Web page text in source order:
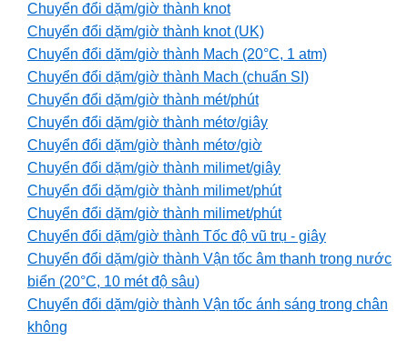
Chuyển đổi dặm/giờ thành knot
Chuyển đổi dặm/giờ thành knot (UK)
Chuyển đổi dặm/giờ thành Mach (20°C, 1 atm)
Chuyển đổi dặm/giờ thành Mach (chuẩn SI)
Chuyển đổi dặm/giờ thành mét/phút
Chuyển đổi dặm/giờ thành métơ/giây
Chuyển đổi dặm/giờ thành métơ/giờ
Chuyển đổi dặm/giờ thành milimet/giây
Chuyển đổi dặm/giờ thành milimet/phút
Chuyển đổi dặm/giờ thành milimet/phút
Chuyển đổi dặm/giờ thành Tốc độ vũ trụ - giây
Chuyển đổi dặm/giờ thành Vận tốc âm thanh trong nước
biển (20°C, 10 mét độ sâu)
Chuyển đổi dặm/giờ thành Vận tốc ánh sáng trong chân
không